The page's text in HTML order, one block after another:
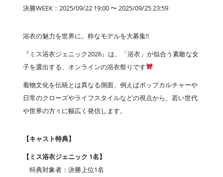
決勝WEEK：2025/09/22 19:00 〜 2025/09/25 23:59
浴衣の魅力を世界に。粋なモデルを大募集!!
『ミス浴衣ジェニック2026』は、「浴衣」が似合う素敵な女
子を選出する、オンラインの浴衣祭りです
着物文化を伝統とは異なる側面、例えばポップカルチャーや
日常のクローズやライフスタイルなどの視点から、若い世代
や世界の方々に幅広く発信します。
【キャスト特典】
【ミス浴衣ジェニック 1名】
特典対象者：決勝上位1名